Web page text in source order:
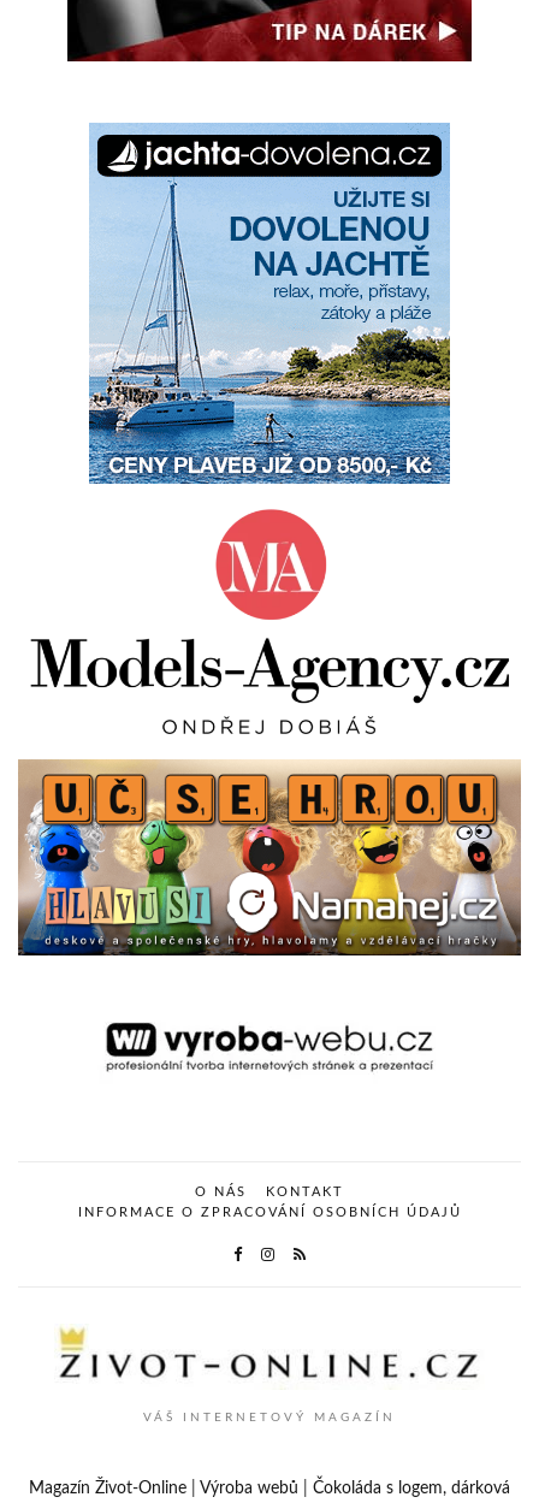
O NÁS
KONTAKT
INFORMACE O ZPRACOVÁNÍ OSOBNÍCH ÚDAJŮ
VÁŠ INTERNETOVÝ MAGAZÍN
Magazín Život-Online Výroba webů Čokoláda s logem, dárková